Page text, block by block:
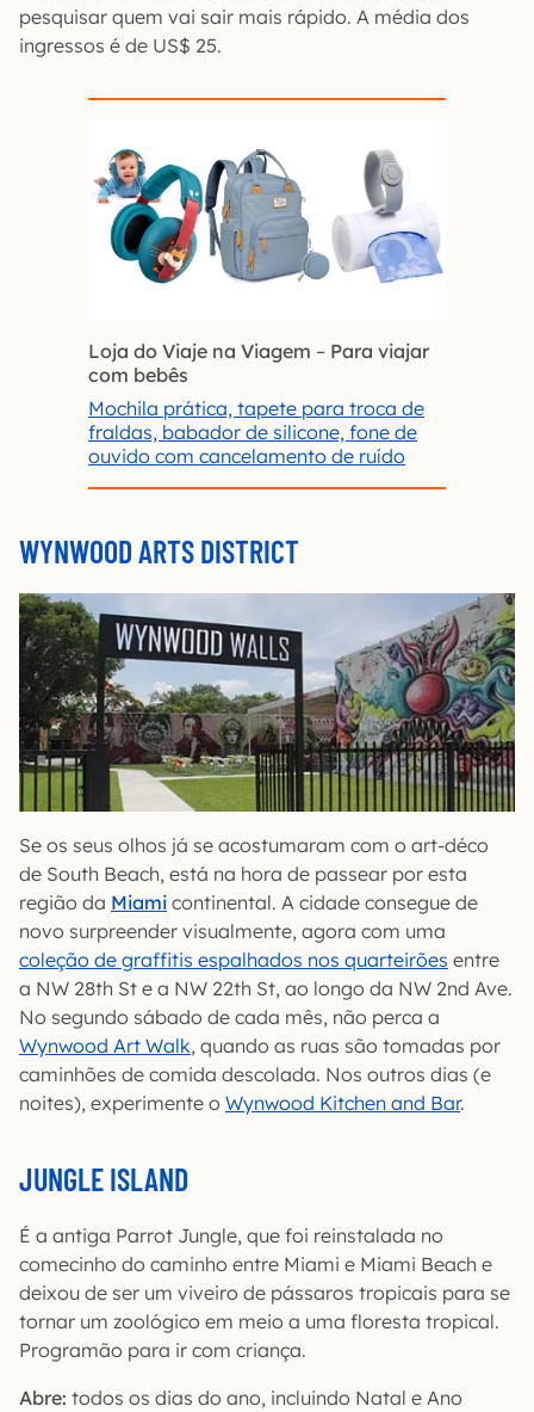
pesquisar quem vai sair mais rápido. A média dos
ingressos é de US$ 25.
Loja do Viaje na Viagem – Para viajar
com bebês
Mochila prática, tapete para troca de
fraldas, babador de silicone, fone de
ouvido com cancelamento de ruído
WYNWOOD ARTS DISTRICT
Se os seus olhos já se acostumaram com o art-déco
de South Beach, está na hora de passear por esta
região da Miami continental. A cidade consegue de
novo surpreender visualmente, agora com uma
coleção de graffitis espalhados nos quarteirões entre
a NW 28th St e a NW 22th St, ao longo da NW 2nd Ave.
No segundo sábado de cada mês, não perca a
Wynwood Art Walk, quando as ruas são tomadas por
caminhões de comida descolada. Nos outros dias (e
noites), experimente o Wynwood Kitchen and Bar.
JUNGLE ISLAND
É a antiga Parrot Jungle, que foi reinstalada no
comecinho do caminho entre Miami e Miami Beach e
deixou de ser um viveiro de pássaros tropicais para se
tornar um zoológico em meio a uma floresta tropical.
Programão para ir com criança.
Abre: todos os dias do ano, incluindo Natal e Ano